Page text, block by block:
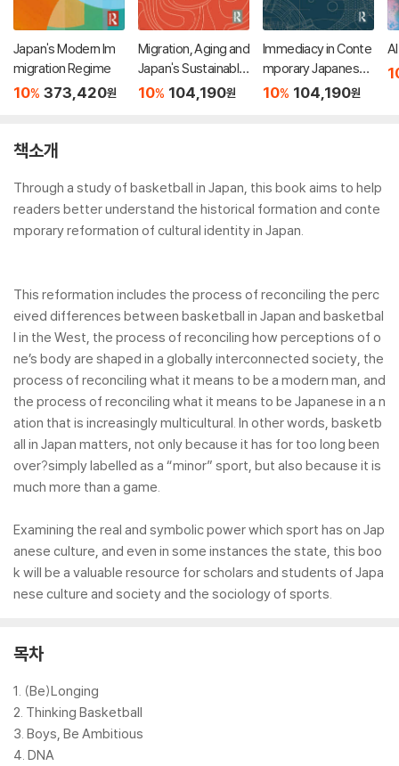
Japan's Modern Im
migration Regime
10% 373,420원
Migration, Aging and
Japan's Sustainable
Society
10% 104,190원
Immediacy in Conte
mporary Japanese
Literature and Popul
10% 104,190원
책소개
Through a study of basketball in Japan, this book aims to help
readers better understand the historical formation and conte
mporary reformation of cultural identity in Japan.
This reformation includes the process of reconciling the perc
eived differences between basketball in Japan and basketbal
l in the West, the process of reconciling how perceptions of o
ne’s body are shaped in a globally interconnected society, the
process of reconciling what it means to be a modern man, and
the process of reconciling what it means to be Japanese in a n
ation that is increasingly multicultural. In other words, basketb
all in Japan matters, not only because it has for too long been
over?simply labelled as a “minor” sport, but also because it is
much more than a game.
Examining the real and symbolic power which sport has on Jap
anese culture, and even in some instances the state, this boo
k will be a valuable resource for scholars and students of Japa
nese culture and society and the sociology of sports.
목차
1. (Be)Longing
2. Thinking Basketball
3. Boys, Be Ambitious
4. DNA